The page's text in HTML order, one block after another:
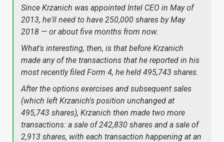
Since Krzanich was appointed Intel CEO in May of
2013, he'll need to have 250,000 shares by May
2018 — or about five months from now.
What's interesting, then, is that before Krzanich
made any of the transactions that he reported in his
most recently filed Form 4, he held 495,743 shares.
After the options exercises and subsequent sales
(which left Krzanich's position unchanged at
495,743 shares), Krzanich then made two more
transactions: a sale of 242,830 shares and a sale of
2,913 shares, with each transaction happening at an